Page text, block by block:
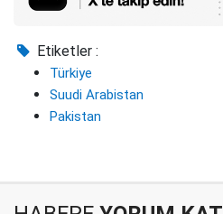
Etiketler :
Türkiye
Suudi Arabistan
Pakistan